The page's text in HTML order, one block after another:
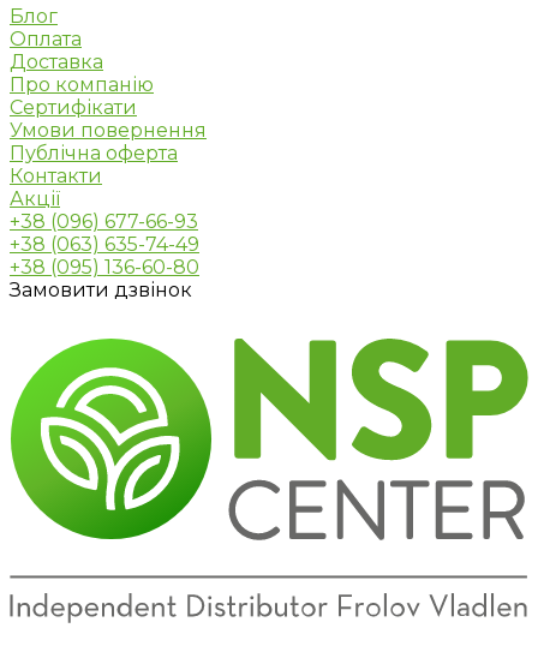
Блог
Оплата
Доставка
Про компанію
Сертифікати
Умови повернення
Публічна оферта
Контакти
Акції
+38 (096) 677-66-93
+38 (063) 635-74-49
+38 (095) 136-60-80
Замовити дзвінок